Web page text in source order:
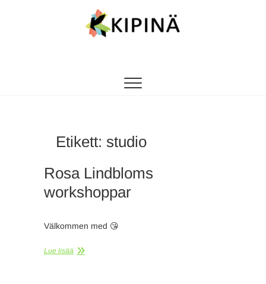
Etikett: studio
Rosa Lindbloms
workshoppar
Välkommen med 😘
Lue lisää